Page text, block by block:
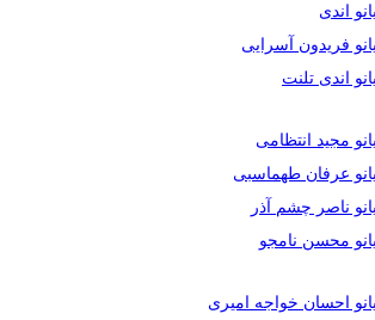
اندی
فریدون آسرایی
اندی تلنت
مجید انتظامی
عرفان طهماسبی
ناصر چشم آذر
محسن نامجو
احسان خواجه امیری